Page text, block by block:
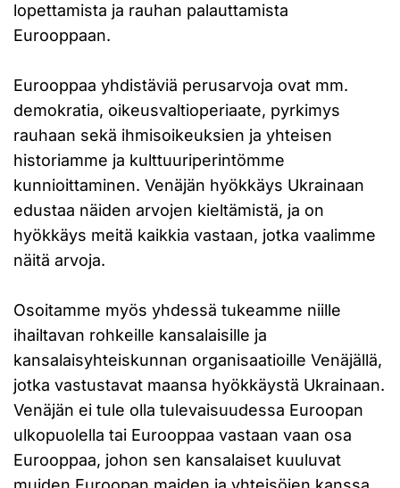
lopettamista ja rauhan palauttamista
Eurooppaan.
Eurooppaa yhdistäviä perusarvoja ovat mm.
demokratia, oikeusvaltioperiaate, pyrkimys
rauhaan sekä ihmisoikeuksien ja yhteisen
historiamme ja kulttuuriperintömme
kunnioittaminen. Venäjän hyökkäys Ukrainaan
edustaa näiden arvojen kieltämistä, ja on
hyökkäys meitä kaikkia vastaan, jotka vaalimme
näitä arvoja.
Osoitamme myös yhdessä tukeamme niille
ihailtavan rohkeille kansalaisille ja
kansalaisyhteiskunnan organisaatioille Venäjällä,
jotka vastustavat maansa hyökkäystä Ukrainaan.
Venäjän ei tule olla tulevaisuudessa Euroopan
ulkopuolella tai Eurooppaa vastaan vaan osa
Eurooppaa, johon sen kansalaiset kuuluvat